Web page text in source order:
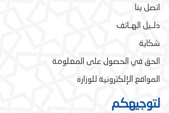
اتصل بنا
دلـيل الهـاتف
شكاية
الحق في الحصول على المعلومة
المواقع الإلكترونية للوزارة
لتوجيهكم